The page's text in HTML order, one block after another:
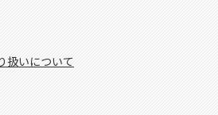
扱いについて